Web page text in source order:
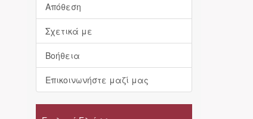
Απόθεση
Σχετικά με
Βοήθεια
Επικοινωνήστε μαζί μας